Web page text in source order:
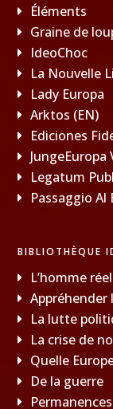
Éléments
Graine de
IdeoChoc
La Nouvelle
Lady Europa
Arktos (EN)
Ediciones
JungeEuropa
Legatum
Passaggio Al
BIBLIOTHÈQUE
L’homme réel
Appréhender
La lutte
La crise de
Quelle
De la guerre